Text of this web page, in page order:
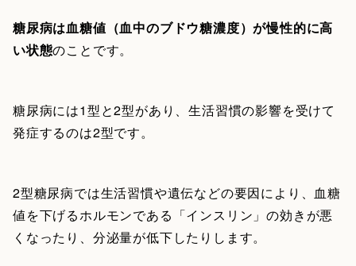
糖尿病は血糖値（血中のブドウ糖濃度）が慢性的に高
い状態のことです。
糖尿病には1型と2型があり、生活習慣の影響を受けて
発症するのは2型です。
2型糖尿病では生活習慣や遺伝などの要因により、血糖
値を下げるホルモンである「インスリン」の効きが悪
くなったり、分泌量が低下したりします。